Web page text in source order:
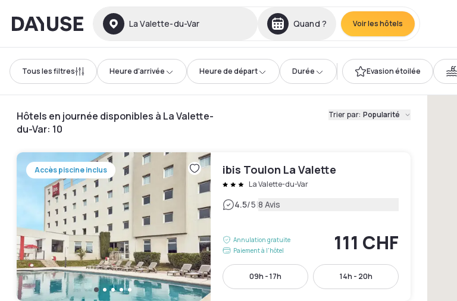
Dayuse La Valette-du-Var Quand ? Voir les hôtels
Tous les filtres Heure d'arrivée Heure de départ Durée Evasion étoilée
Hôtels en journée disponibles à La Valette-
du-Var: 10
Trier par: Popularité
Accès piscine inclus ibis Toulon La Valette
La Valette-du-Var
4.5/5|8 Avis
Annulation gratuite
Paiement à l'hôtel
111 CHF
09h - 17h 14h - 20h